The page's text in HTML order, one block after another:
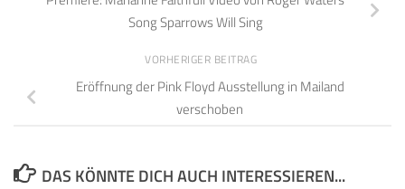
Song Sparrows Will Sing
VORHERIGER BEITRAG
Eröffnung der Pink Floyd Ausstellung in Mailand
verschoben
DAS KÖNNTE DICH AUCH INTERESSIEREN...